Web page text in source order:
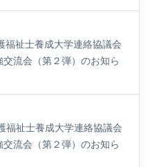
福祉士養成大学連絡協議会
流会（第２弾）のお知ら
福祉士養成大学連絡協議会
流会（第２弾）のお知ら